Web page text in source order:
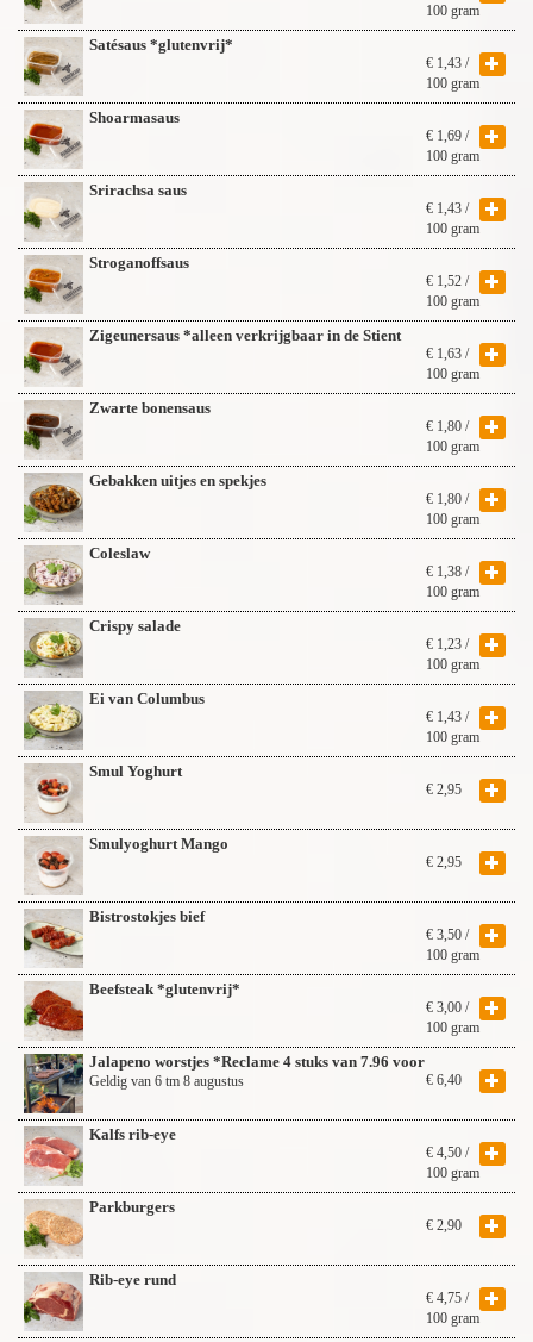
100 gram
€ 1,43 /
100 gram
Satésaus *glutenvrij*
€ 1,69 /
100 gram
Shoarmasaus
€ 1,43 /
100 gram
Srirachsa saus
€ 1,52 /
100 gram
Stroganoffsaus
€ 1,63 /
100 gram
Zigeunersaus *alleen verkrijgbaar in de Stient
€ 1,80 /
100 gram
Zwarte bonensaus
€ 1,80 /
100 gram
Gebakken uitjes en spekjes
€ 1,38 /
100 gram
Coleslaw
€ 1,23 /
100 gram
Crispy salade
€ 1,43 /
100 gram
Ei van Columbus
€ 2,95
Smul Yoghurt
€ 2,95
Smulyoghurt Mango
€ 3,50 /
100 gram
Bistrostokjes bief
€ 3,00 /
100 gram
Beefsteak *glutenvrij*
€ 6,40
Jalapeno worstjes *Reclame 4 stuks van 7.96 voor
Geldig van 6 tm 8 augustus
€ 4,50 /
100 gram
Kalfs rib-eye
€ 2,90
Parkburgers
€ 4,75 /
100 gram
Rib-eye rund